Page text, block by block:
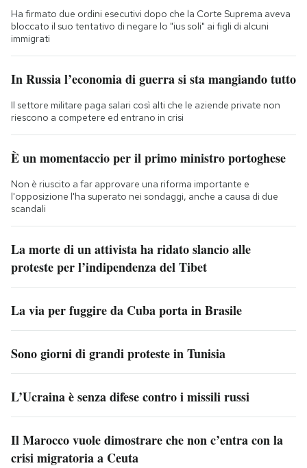
Ha firmato due ordini esecutivi dopo che la Corte Suprema aveva
bloccato il suo tentativo di negare lo "ius soli" ai figli di alcuni
immigrati
In Russia l’economia di guerra si sta mangiando tutto
Il settore militare paga salari così alti che le aziende private non
riescono a competere ed entrano in crisi
È un momentaccio per il primo ministro portoghese
Non è riuscito a far approvare una riforma importante e
l'opposizione l'ha superato nei sondaggi, anche a causa di due
scandali
La morte di un attivista ha ridato slancio alle
proteste per l’indipendenza del Tibet
La via per fuggire da Cuba porta in Brasile
Sono giorni di grandi proteste in Tunisia
L’Ucraina è senza difese contro i missili russi
Il Marocco vuole dimostrare che non c’entra con la
crisi migratoria a Ceuta